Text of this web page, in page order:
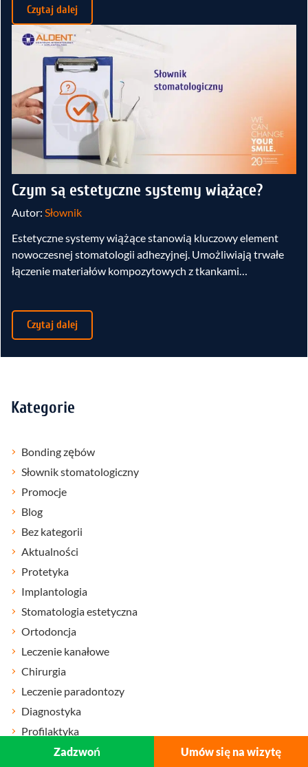
Czytaj dalej
Czym są estetyczne systemy wiążące?
Autor: Słownik
Estetyczne systemy wiążące stanowią kluczowy element
nowoczesnej stomatologii adhezyjnej. Umożliwiają trwałe
łączenie materiałów kompozytowych z tkankami…
Czytaj dalej
Kategorie
Bonding zębów
Słownik stomatologiczny
Promocje
Blog
Bez kategorii
Aktualności
Protetyka
Implantologia
Stomatologia estetyczna
Ortodoncja
Leczenie kanałowe
Chirurgia
Leczenie paradontozy
Diagnostyka
Profilaktyka
Leczenie dzieci
Zadzwoń Umów się na wizytę